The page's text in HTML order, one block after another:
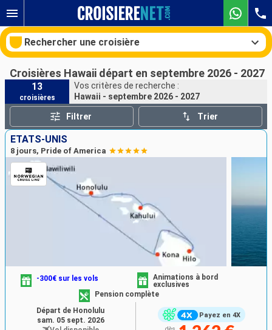
Rechercher une croisière
Nos destinations
Mois de départ
Ports
Rechercher
Croisières Hawaii départ en septembre 2026 - 2027
13
croisières
Vos critères de recherche :
Hawaii - septembre 2026 - 2027
Filtrer Trier
ÉTATS-UNIS
8 jours, Pride of America
Payez en 4X
-300€ sur les vols
Animations à bord
exclusives
Pension complète
Départ de Honolulu
sam. 05 sept. 2026